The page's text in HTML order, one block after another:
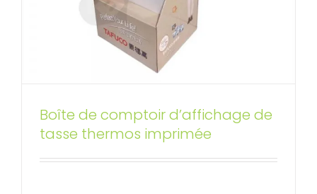
Boîte de comptoir d’affichage de
tasse thermos imprimée